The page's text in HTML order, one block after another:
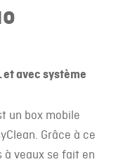
et avec système
un box mobile
Grâce à ce
à veaux se fait en